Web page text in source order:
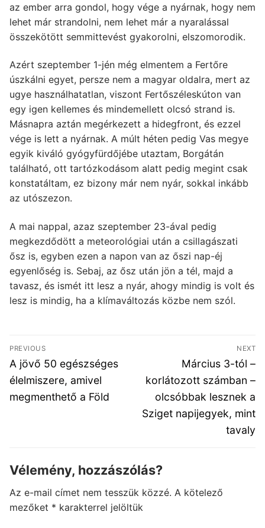
az ember arra gondol, hogy vége a nyárnak, hogy nem
lehet már strandolni, nem lehet már a nyaralással
összekötött semmittevést gyakorolni, elszomorodik.
Azért szeptember 1-jén még elmentem a Fertőre
úszkálni egyet, persze nem a magyar oldalra, mert az
ugye használhatatlan, viszont Fertőszéleskúton van
egy igen kellemes és mindemellett olcsó strand is.
Másnapra aztán megérkezett a hidegfront, és ezzel
vége is lett a nyárnak. A múlt héten pedig Vas megye
egyik kiváló gyógyfürdőjébe utaztam, Borgátán
található, ott tartózkodásom alatt pedig megint csak
konstatáltam, ez bizony már nem nyár, sokkal inkább
az utószezon.
A mai nappal, azaz szeptember 23-ával pedig
megkezdődött a meteorológiai után a csillagászati
ősz is, egyben ezen a napon van az őszi nap-éj
egyenlőség is. Sebaj, az ősz után jön a tél, majd a
tavasz, és ismét itt lesz a nyár, ahogy mindig is volt és
lesz is mindig, ha a klímaváltozás közbe nem szól.
Bejegyzés
navigáció
PREVIOUS
Previous
post:
A jövő 50 egészséges
élelmiszere, amivel
megmenthető a Föld
NEXT
Next
post:
Március 3-tól –
korlátozott számban –
olcsóbbak lesznek a
Sziget napijegyek, mint
tavaly
Vélemény, hozzászólás?
Az e-mail címet nem tesszük közzé. A kötelező
mezőket * karakterrel jelöltük